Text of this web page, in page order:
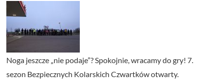
Noga jeszcze „nie podaje”? Spokojnie, wracamy do gry! 7.
sezon Bezpiecznych Kolarskich Czwartków otwarty.